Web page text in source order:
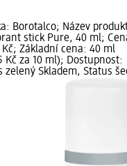
Borotalco; Název
stick Pure, 40 ml;
Kč; Základní cena: 40 ml
Kč za 10 ml); Dostupnost:
zelený Skladem, Status